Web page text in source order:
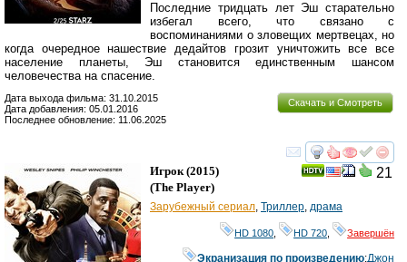
Последние тридцать лет Эш старательно
избегал всего, что связано с
воспоминаниями о зловещих мертвецах, но
когда очередное нашествие дедайтов грозит уничтожить все все
население планеты, Эш становится единственным шансом
человечества на спасение.
Скачать и Смотреть
Дата выхода фильма: 31.10.2015
Дата добавления: 05.01.2016
Последнее обновление: 11.06.2025
смотреть
21
Игрок (2015)
(The Player)
Зарубежный сериал, Триллер, драма
HD 1080 HD 720 Завершён
Экранизация по произведению:Джон